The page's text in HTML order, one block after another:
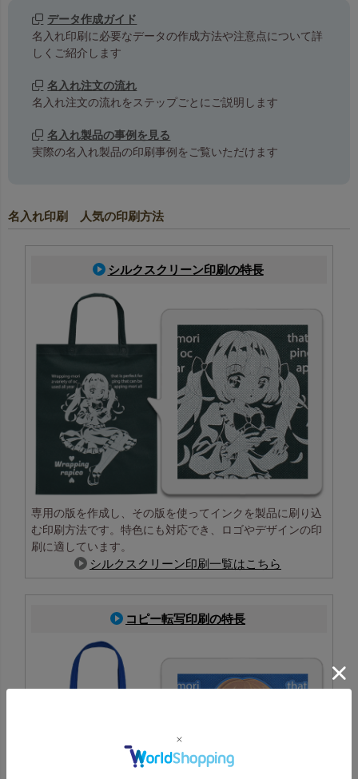
データ作成ガイド
名入れ印刷に必要なデータの作成方法や注意点について詳
しくご紹介します
名入れ注文の流れ
名入れ注文の流れをステップごとにご説明します
名入れ製品の事例を見る
実際の名入れ製品の印刷事例をご覧いただけます
名入れ印刷 人気の印刷方法
シルクスクリーン印刷の特長
専用の版を作成し、その版を使ってインクを製品に刷り込
む印刷方法です。特色にも対応でき、ロゴやデザインの印
刷に適しています。
シルクスクリーン印刷一覧はこちら
コピー転写印刷の特長